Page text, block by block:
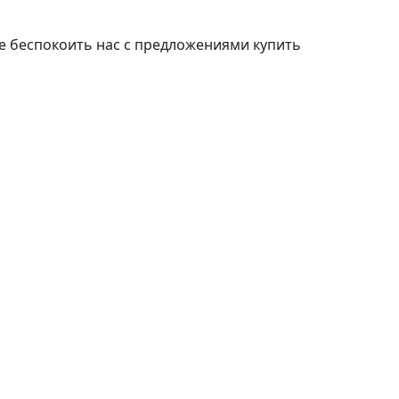
нас с предложениями купить